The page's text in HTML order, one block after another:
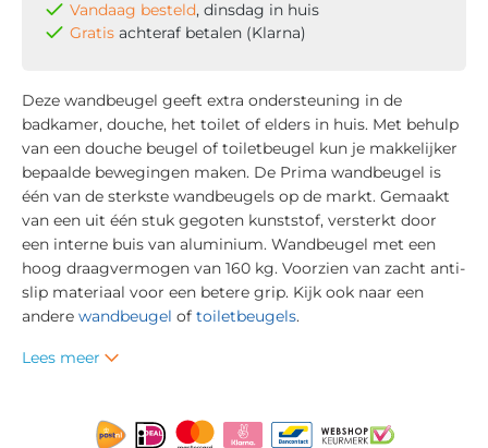
Vandaag besteld, dinsdag in huis
Gratis achteraf betalen (Klarna)
Deze wandbeugel geeft extra ondersteuning in de
badkamer, douche, het toilet of elders in huis. Met behulp
van een douche beugel of toiletbeugel kun je makkelijker
bepaalde bewegingen maken. De Prima wandbeugel is
één van de sterkste wandbeugels op de markt. Gemaakt
van een uit één stuk gegoten kunststof, versterkt door
een interne buis van aluminium. Wandbeugel met een
hoog draagvermogen van 160 kg. Voorzien van zacht anti-
slip materiaal voor een betere grip. Kijk ook naar een
andere wandbeugel of toiletbeugels.
Lees meer